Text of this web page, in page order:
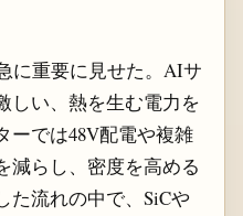
に重要に見せた。AIサ
しい、熱を生む電力を
ーでは48V配電や複雑
減らし、密度を高める
た流れの中で、SiCや